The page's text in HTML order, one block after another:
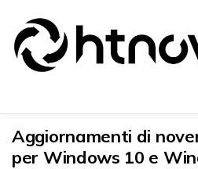
Aggiornamenti di
per Windows 10 e